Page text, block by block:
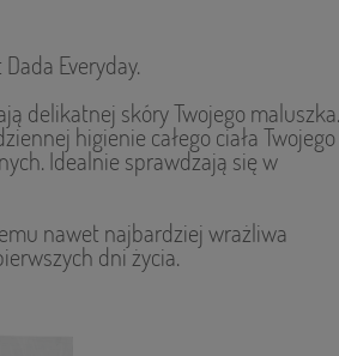
Everyday.
delikatnej skóry Twojego maluszka.
higienie całego ciała Twojego
Idealnie sprawdzają się w
nawet najbardziej wrażliwa
dni życia.